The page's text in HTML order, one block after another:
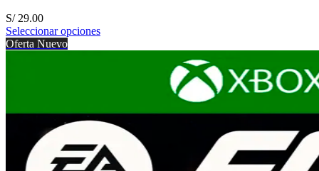
S/29.00
Seleccionar opciones
Oferta Nuevo